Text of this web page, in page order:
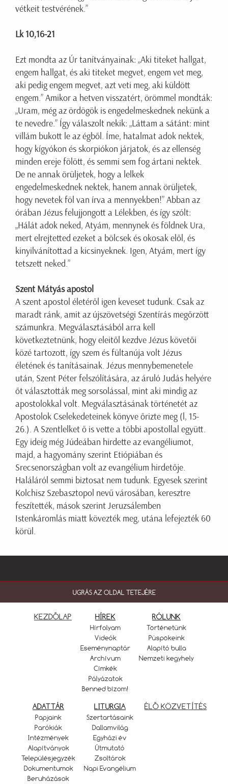
vétkeit testvérének.”
Lk 10,16-21
Ezt mondta az Úr tanítványainak: „Aki titeket hallgat,
engem hallgat, és aki titeket megvet, engem vet meg,
aki pedig engem megvet, azt veti meg, aki küldött
engem.” Amikor a hetven visszatért, örömmel mondták:
„Uram, még az ördögök is engedelmeskednek nekünk a
te nevedre.” Így válaszolt nekik: „Láttam a sátánt: mint
villám bukott le az égből. Íme, hatalmat adok nektek,
hogy kígyókon és skorpiókon járjatok, és az ellenség
minden ereje fölött, és semmi sem fog ártani nektek.
De ne annak örüljetek, hogy a lelkek
engedelmeskednek nektek, hanem annak örüljetek,
hogy nevetek föl van írva a mennyekben!” Abban az
órában Jézus felujjongott a Lélekben, és így szólt:
„Hálát adok neked, Atyám, mennynek és földnek Ura,
mert elrejtetted ezeket a bölcsek és okosak elől, és
kinyilvánítottad a kicsinyeknek. Igen, Atyám, mert így
tetszett neked.”
Szent Mátyás apostol
A szent apostol életéről igen keveset tudunk. Csak az
maradt ránk, amit az újszövetségi Szentírás megőrzött
számunkra. Megválasztásából arra kell
következtetnünk, hogy eleitől kezdve Jézus követői
közé tartozott, így szem és fültanúja volt Jézus
életének és tanításainak. Jézus mennybemenetele
után, Szent Péter felszólítására, az áruló Judás helyére
őt választották meg sorsolással, mint aki mindig az
apostolokkal volt. Megválasztásának történetét az
Apostolok Cselekedeteinek könyve őrizte meg (l, 15-
26.). A Szentlelket ő is vette a többi apostollal együtt.
Egy ideig még Júdeában hirdette az evangéliumot,
majd, a hagyomány szerint Etiópiában és
Srecsenországban volt az evangélium hirdetője.
Haláláról semmi biztosat nem tudunk. Egyesek szerint
Kolchisz Szebasztopol nevű városában, keresztre
feszítették, mások szerint Jeruzsálemben
Istenkáromlás miatt kövezték meg, utána lefejezték 60
körül.
UGRÁS AZ OLDAL TETEJÉRE
KEZDŐLAP HÍREK
Hírfolyam
Videók
Eseménynaptár
Archívum
Címkék
Pályázatok
Benned bízom!
RÓLUNK
Történetünk
Püspökeink
Alapító bulla
Nemzeti kegyhely
ADATTÁR
Papjaink
Parókiák
Intézmények
Alapítványok
Településjegyzék
Dokumentumok
Beruházások
LITURGIA
Szertartásaink
Dallamvilág
Egyházi év
Útmutató
Zsoltárok
Napi Evangélium
ÉLŐ KÖZVETÍTÉS